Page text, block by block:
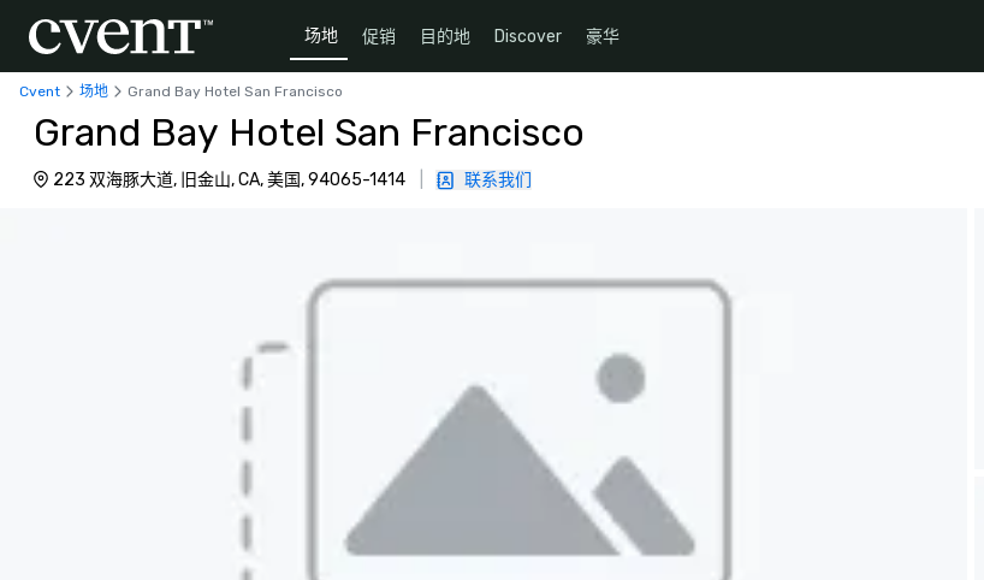
场地 促销 目的地 Discover 豪华
Cvent 场地 Grand Bay Hotel San Francisco
Grand Bay Hotel San Francisco
223 双海豚大道, 旧金山, CA, 美国, 94065-1414 联系我们